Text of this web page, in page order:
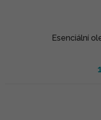
Esenciální